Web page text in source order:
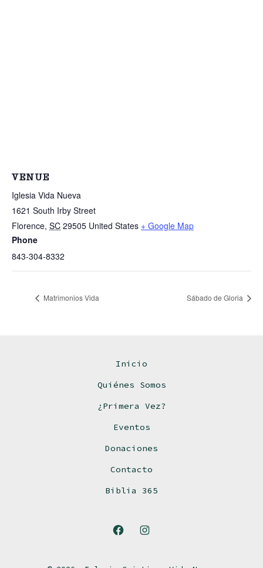
VENUE
Iglesia Vida Nueva
1621 South Irby Street
Florence, SC 29505 United States + Google Map
Phone
843-304-8332
Matrimonios Vida Sábado de Gloria
Inicio
Quiénes Somos
¿Primera Vez?
Eventos
Donaciones
Contacto
Biblia 365
OpenOpen